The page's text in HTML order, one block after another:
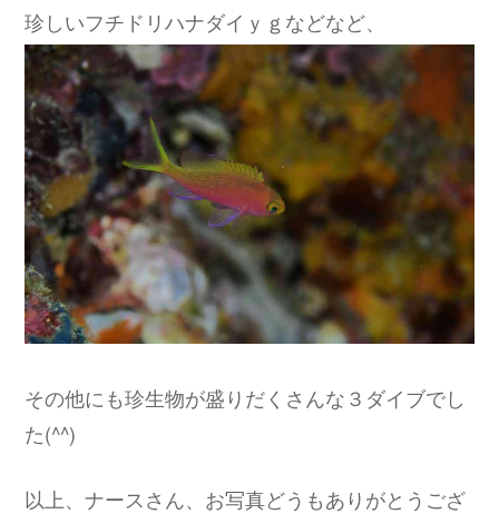
珍しいフチドリハナダイｙｇなどなど、
その他にも珍生物が盛りだくさんな３ダイブでし
た(^^)
以上、ナースさん、お写真どうもありがとうござ